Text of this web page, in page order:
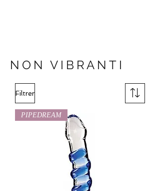
NON VIBRANTI
Filtrer
PIPEDREAM